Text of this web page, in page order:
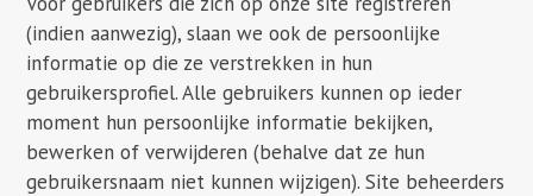
(indien aanwezig), slaan we ook de persoonlijke
informatie op die ze verstrekken in hun
gebruikersprofiel. Alle gebruikers kunnen op ieder
moment hun persoonlijke informatie bekijken,
bewerken of verwijderen (behalve dat ze hun
gebruikersnaam niet kunnen wijzigen). Site beheerders